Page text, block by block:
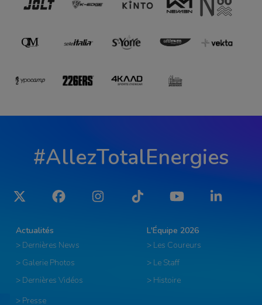
#AllezTotalEnergies
Twitter Facebook Instagram Tiktok YouTube LinkedIn
Actualités
> Dernières News
> Galerie Photos
> Dernières Vidéos
L'Équipe 2026
> Les Coureurs
> Le Staff
> Histoire
> Presse